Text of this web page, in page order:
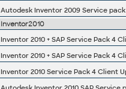
Autodesk Inventor 2009 Service
Inventor2010
Inventor 2010 + SAP Service Pack 4
Inventor 2010 + SAP Service Pack 4
Inventor 2010 Service Pack 4 Client